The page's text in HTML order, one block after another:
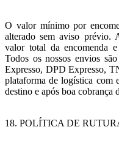
O valor mínimo por
alterado sem aviso prévio.
valor total da encomenda
Todos os nossos envios
Expresso, DPD Expresso,
plataforma de logística com
destino e após boa cobrança
18. POLÍTICA DE